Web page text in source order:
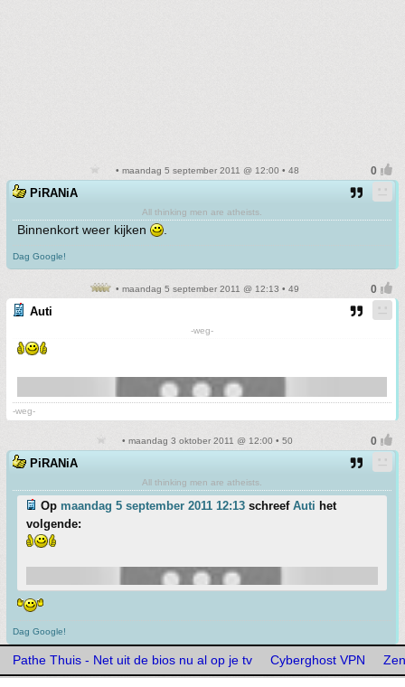
• maandag 5 september 2011 @ 12:00 • 48
PiRANiA
All thinking men are atheists.
Binnenkort weer kijken
Dag Google!
• maandag 5 september 2011 @ 12:13 • 49
Auti
-weg-
-weg-
• maandag 3 oktober 2011 @ 12:00 • 50
PiRANiA
All thinking men are atheists.
Op maandag 5 september 2011 12:13 schreef Auti het
volgende:
Dag Google!
Pathe Thuis - Net uit de bios nu al op je tv Cyberghost VPN